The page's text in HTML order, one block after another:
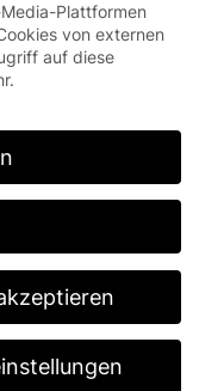
TK-100 ist die
Plattformen
von externen
auf diese